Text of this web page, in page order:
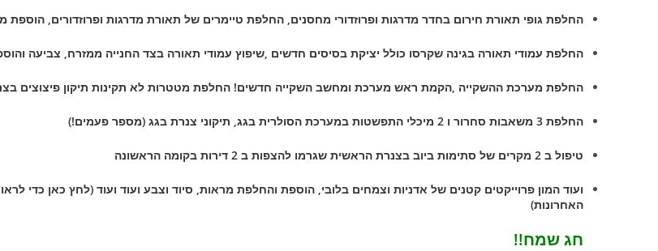
החלפת גופי תאורת חירום בחדר מדרגות ופרוזדורי מחסנים, החלפת טיימרים של תאורת מדרגות ופרוזדורים,
החלפת עמודי תאורה בגינה שקרסו כולל יציקת בסיסים חדשים ,שיפוץ עמודי תאורה בצד החנייה ממזרח, צביעה
החלפת מערכת ההשקייה ,הקמת ראש מערכת ומחשב השקייה חדשים! החלפת מטטרות לא תקינות תיקון פיצוצים
החלפת 3 משאבות סחרור ו 2 מיכלי התפשטות במערכת הסולרית בגג, תיקוני צנרת בגג (מספר פעמים!)
טיפול ב 2 מקרים של סתימות ביוב בצנרת הראשית שגרמו להצפות ב 2 דירות בקומה הראשונה
ועוד המון פרוייקטים קטנים של אדניות וצמחים בלובי, הוספת והחלפת מראות, סיוד וצבע ועוד ועוד (לחץ כאן כדי
האחרונות)
חג שמח!!